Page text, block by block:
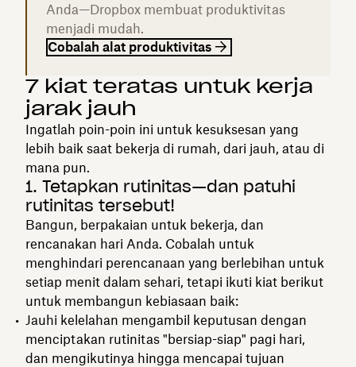
Anda—Dropbox membuat produktivitas
menjadi mudah.
Cobalah alat produktivitas
7 kiat teratas untuk kerja
jarak jauh
Ingatlah poin-poin ini untuk kesuksesan yang
lebih baik saat bekerja di rumah, dari jauh, atau di
mana pun.
1. Tetapkan rutinitas—dan patuhi
rutinitas tersebut!
Bangun, berpakaian untuk bekerja, dan
rencanakan hari Anda. Cobalah untuk
menghindari perencanaan yang berlebihan untuk
setiap menit dalam sehari, tetapi ikuti kiat berikut
untuk membangun kebiasaan baik:
Jauhi kelelahan mengambil keputusan dengan
menciptakan rutinitas "bersiap-siap" pagi hari,
dan mengikutinya hingga mencapai tujuan